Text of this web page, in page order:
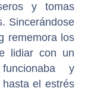
y tomas
Sincerándose
rememora los
lidiar con un
y
el estrés